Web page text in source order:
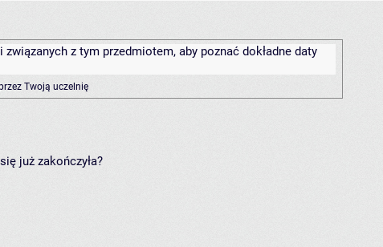
z tym przedmiotem, aby poznać dokładne daty
Twoją uczelnię
już zakończyła?